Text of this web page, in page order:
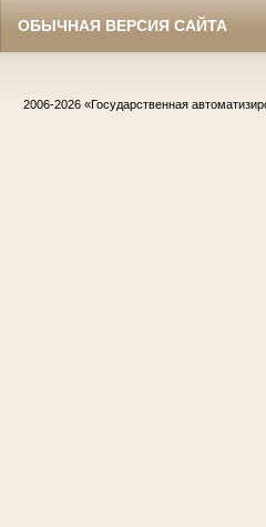
ОБЫЧНАЯ ВЕРСИЯ САЙТА
2006-2026 «Государственная